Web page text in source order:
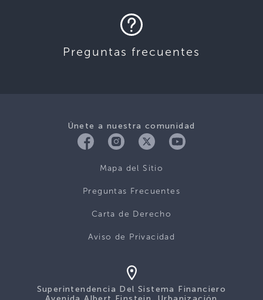
Preguntas frecuentes
Únete a nuestra comunidad
Mapa del Sitio
Preguntas Frecuentes
Carta de Derecho
Aviso de Privacidad
Superintendencia Del Sistema Financiero